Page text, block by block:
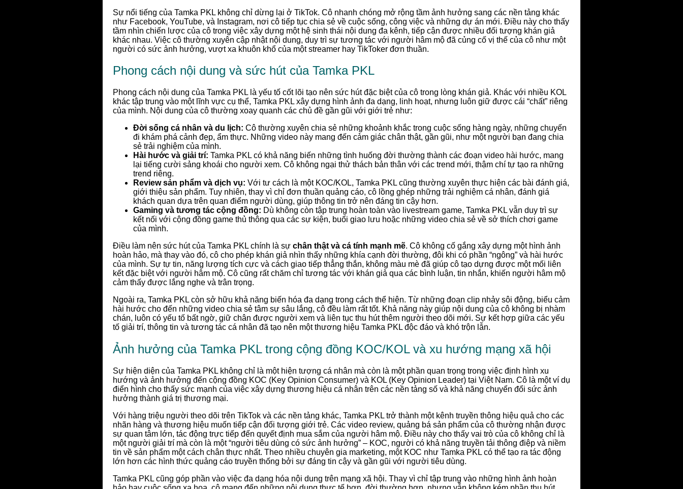
Sự nổi tiếng của Tamka PKL không chỉ dừng lại ở TikTok. Cô nhanh chóng mở rộng tầm ảnh hưởng sang các nền tảng khác
như Facebook, YouTube, và Instagram, nơi cô tiếp tục chia sẻ về cuộc sống, công việc và những dự án mới. Điều này cho thấy
tầm nhìn chiến lược của cô trong việc xây dựng một hệ sinh thái nội dung đa kênh, tiếp cận được nhiều đối tượng khán giả
khác nhau. Việc cô thường xuyên cập nhật nội dung, duy trì sự tương tác với người hâm mộ đã củng cố vị thế của cô như một
người có sức ảnh hưởng, vượt xa khuôn khổ của một streamer hay TikToker đơn thuần.
Phong cách nội dung và sức hút của Tamka PKL
Phong cách nội dung của Tamka PKL là yếu tố cốt lõi tạo nên sức hút đặc biệt của cô trong lòng khán giả. Khác với nhiều KOL
khác tập trung vào một lĩnh vực cụ thể, Tamka PKL xây dựng hình ảnh đa dạng, linh hoạt, nhưng luôn giữ được cái “chất” riêng
của mình. Nội dung của cô thường xoay quanh các chủ đề gần gũi với giới trẻ như:
Đời sống cá nhân và du lịch: Cô thường xuyên chia sẻ những khoảnh khắc trong cuộc sống hàng ngày, những chuyến
đi khám phá cảnh đẹp, ẩm thực. Những video này mang đến cảm giác chân thật, gần gũi, như một người bạn đang chia
sẻ trải nghiệm của mình.
Hài hước và giải trí: Tamka PKL có khả năng biến những tình huống đời thường thành các đoạn video hài hước, mang
lại tiếng cười sảng khoái cho người xem. Cô không ngại thử thách bản thân với các trend mới, thậm chí tự tạo ra những
trend riêng.
Review sản phẩm và dịch vụ: Với tư cách là một KOC/KOL, Tamka PKL cũng thường xuyên thực hiện các bài đánh giá,
giới thiệu sản phẩm. Tuy nhiên, thay vì chỉ đơn thuần quảng cáo, cô lồng ghép những trải nghiệm cá nhân, đánh giá
khách quan dựa trên quan điểm người dùng, giúp thông tin trở nên đáng tin cậy hơn.
Gaming và tương tác cộng đồng: Dù không còn tập trung hoàn toàn vào livestream game, Tamka PKL vẫn duy trì sự
kết nối với cộng đồng game thủ thông qua các sự kiện, buổi giao lưu hoặc những video chia sẻ về sở thích chơi game
của mình.
Điều làm nên sức hút của Tamka PKL chính là sự chân thật và cá tính mạnh mẽ. Cô không cố gắng xây dựng một hình ảnh
hoàn hảo, mà thay vào đó, cô cho phép khán giả nhìn thấy những khía cạnh đời thường, đôi khi có phần “ngông” và hài hước
của mình. Sự tự tin, năng lượng tích cực và cách giao tiếp thẳng thắn, không màu mè đã giúp cô tạo dựng được một mối liên
kết đặc biệt với người hâm mộ. Cô cũng rất chăm chỉ tương tác với khán giả qua các bình luận, tin nhắn, khiến người hâm mộ
cảm thấy được lắng nghe và trân trọng.
Ngoài ra, Tamka PKL còn sở hữu khả năng biến hóa đa dạng trong cách thể hiện. Từ những đoạn clip nhảy sôi động, biểu cảm
hài hước cho đến những video chia sẻ tâm sự sâu lắng, cô đều làm rất tốt. Khả năng này giúp nội dung của cô không bị nhàm
chán, luôn có yếu tố bất ngờ, giữ chân được người xem và liên tục thu hút thêm người theo dõi mới. Sự kết hợp giữa các yếu
tố giải trí, thông tin và tương tác cá nhân đã tạo nên một thương hiệu Tamka PKL độc đáo và khó trộn lẫn.
Ảnh hưởng của Tamka PKL trong cộng đồng KOC/KOL và xu hướng mạng xã hội
Sự hiện diện của Tamka PKL không chỉ là một hiện tượng cá nhân mà còn là một phần quan trọng trong việc định hình xu
hướng và ảnh hưởng đến cộng đồng KOC (Key Opinion Consumer) và KOL (Key Opinion Leader) tại Việt Nam. Cô là một ví dụ
điển hình cho thấy sức mạnh của việc xây dựng thương hiệu cá nhân trên các nền tảng số và khả năng chuyển đổi sức ảnh
hưởng thành giá trị thương mại.
Với hàng triệu người theo dõi trên TikTok và các nền tảng khác, Tamka PKL trở thành một kênh truyền thông hiệu quả cho các
nhãn hàng và thương hiệu muốn tiếp cận đối tượng giới trẻ. Các video review, quảng bá sản phẩm của cô thường nhận được
sự quan tâm lớn, tác động trực tiếp đến quyết định mua sắm của người hâm mộ. Điều này cho thấy vai trò của cô không chỉ là
một người giải trí mà còn là một “người tiêu dùng có sức ảnh hưởng” – KOC, người có khả năng truyền tải thông điệp và niềm
tin về sản phẩm một cách chân thực nhất. Theo nhiều chuyên gia marketing, một KOC như Tamka PKL có thể tạo ra tác động
lớn hơn các hình thức quảng cáo truyền thống bởi sự đáng tin cậy và gần gũi với người tiêu dùng.
Tamka PKL cũng góp phần vào việc đa dạng hóa nội dung trên mạng xã hội. Thay vì chỉ tập trung vào những hình ảnh hoàn